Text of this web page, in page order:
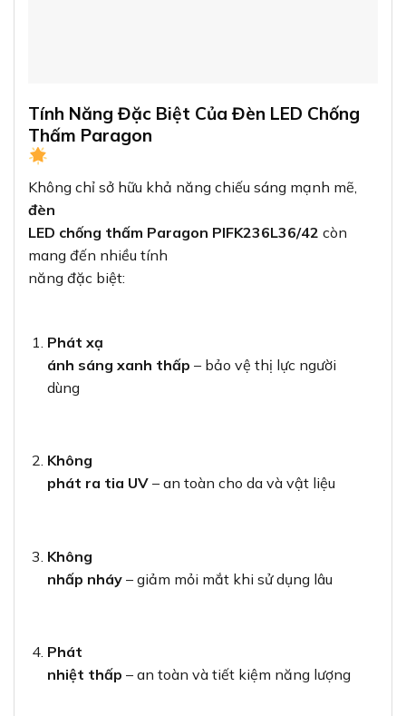
Tính Năng Đặc Biệt Của Đèn LED Chống
Thấm Paragon
Không chỉ sở hữu khả năng chiếu sáng mạnh mẽ,
đèn
LED chống thấm Paragon PIFK236L36/42 còn
mang đến nhiều tính
năng đặc biệt:
Phát xạ
ánh sáng xanh thấp – bảo vệ thị lực người
dùng
Không
phát ra tia UV– an toàn cho da và vật liệu
Không
nhấp nháy– giảm mỏi mắt khi sử dụng lâu
Phát
nhiệt thấp – an toàn và tiết kiệm năng lượng